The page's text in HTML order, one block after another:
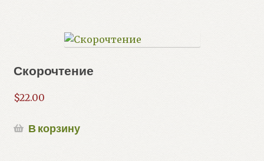
Скорочтение
$22.00
В корзину